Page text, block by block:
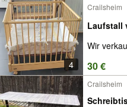
4
Crailsheim
Laufstall
Wir
30 €
Crailsheim